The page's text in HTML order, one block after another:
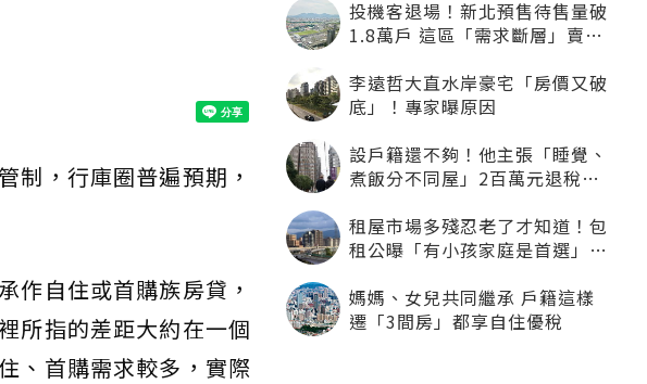
制，行庫圈普遍預期，
作自住或首購族房貸，
所指的差距大約在一個
、首購需求較多，實際
投機客退場！新北預售待售量破
1.8萬戶 這區「需求斷層」賣壓
李遠哲大直水岸豪宅「房價又破
底」！專家曝原因
設戶籍還不夠！他主張「睡覺、
煮飯分不同屋」2百萬元退稅照
租屋市場多殘忍老了才知道！包
租公曝「有小孩家庭是首選」：
媽媽、女兒共同繼承 戶籍這樣
遷「3間房」都享自住優稅